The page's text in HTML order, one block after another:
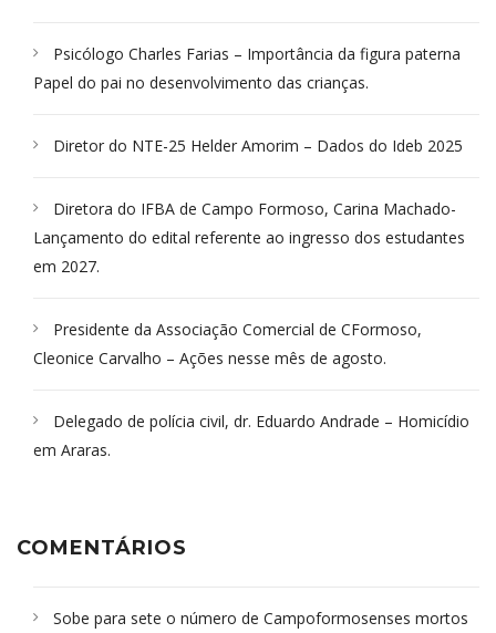
Psicólogo Charles Farias – Importância da figura paterna
Papel do pai no desenvolvimento das crianças.
Diretor do NTE-25 Helder Amorim – Dados do Ideb 2025
Diretora do IFBA de Campo Formoso, Carina Machado-
Lançamento do edital referente ao ingresso dos estudantes
em 2027.
Presidente da Associação Comercial de CFormoso,
Cleonice Carvalho – Ações nesse mês de agosto.
Delegado de polícia civil, dr. Eduardo Andrade – Homicídio
em Araras.
COMENTÁRIOS
Sobe para sete o número de Campoformosenses mortos